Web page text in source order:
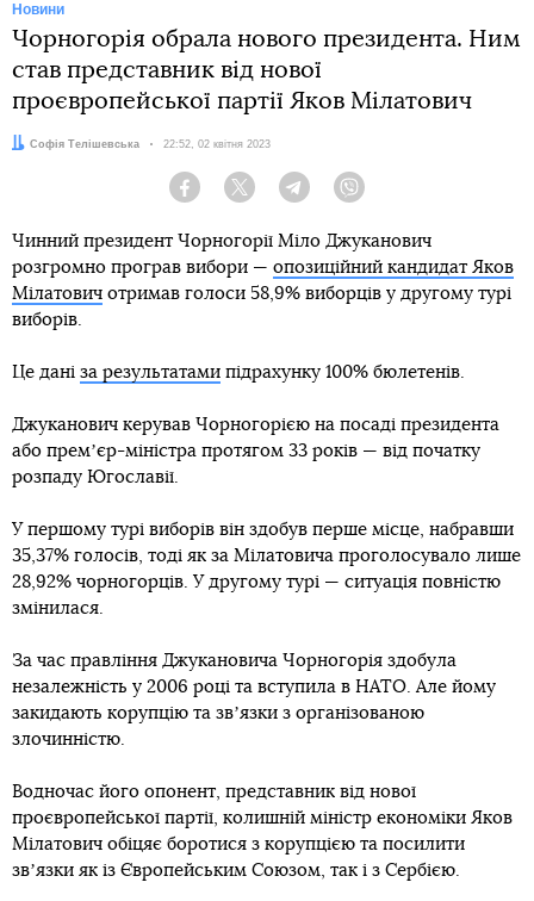
Новини
Чорногорія обрала нового президента. Ним
став представник від нової
проєвропейської партії Яков Мілатович
Автор:
Софія Телішевська Дата:
22:52, 02 квітня 2023
Facebook Twitter Telegram
Чинний президент Чорногорії Міло Джуканович
розгромно програв вибори — опозиційний кандидат Яков
Мілатович отримав голоси 58,9% виборців у другому турі
виборів.
Це дані за результатами підрахунку 100% бюлетенів.
Джуканович керував Чорногорією на посаді президента
або премʼєр-міністра протягом 33 років — від початку
розпаду Югославії.
У першому турі виборів він здобув перше місце, набравши
35,37% голосів, тоді як за Мілатовича проголосувало лише
28,92% чорногорців. У другому турі — ситуація повністю
змінилася.
За час правління Джукановича Чорногорія здобула
незалежність у 2006 році та вступила в НАТО. Але йому
закидають корупцію та звʼязки з організованою
злочинністю.
Водночас його опонент, представник від нової
проєвропейської партії, колишній міністр економіки Яков
Мілатович обіцяє боротися з корупцією та посилити
звʼязки як із Європейським Союзом, так і з Сербією.